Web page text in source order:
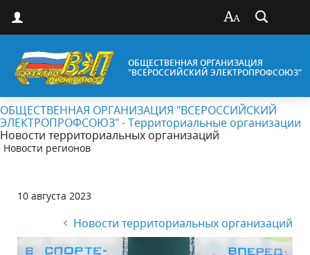
ОБЩЕСТВЕННАЯ ОРГАНИЗАЦИЯ
"ВСЕРОССИЙСКИЙ ЭЛЕКТРОПРОФСОЮЗ"
ОБЩЕСТВЕННАЯ ОРГАНИЗАЦИЯ "ВСЕРОССИЙСКИЙ
ЭЛЕКТРОПРОФСОЮЗ" - Территориальные организации
Новости территориальных организаций
Новости регионов
10 августа 2023
Новости территориальных организаций